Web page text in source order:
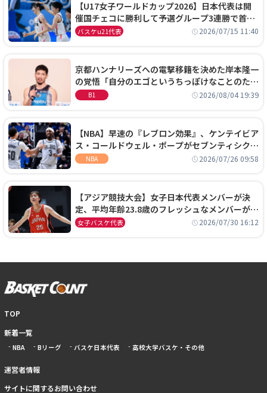
【U17女子ワールドカップ2026】日本代表は開
催国チェコに勝利して予選グループ3連勝で首位
通過！準々決勝の相手はエジプトに決定
バスケu21代表 2026/07/15 11:40
京都ハンナリーズへの電撃移籍を決めた岸本隆一
の覚悟「自分のエゴというちっぽけなことのため
に、京都に来たわけではない」
B1 2026/08/04 19:39
【NBA】早速の『レブロン効果』、ケンテイビア
ス・コールドウェル・ポープがセブンティシクサ
ーズに1年契約で加入
NBA 2026/07/26 09:58
【アジア競技大会】女子日本代表メンバーが決
定、平均年齢23.8歳のフレッシュなメンバーが日
本開催の大舞台で頂点を狙う
女子バスケ代表 2026/07/30 16:12
TOP
新着一覧
NBA Bリーグ バスケ日本代表 高校大学バスケ・その他
運営者情報
サイトに関するお問い合わせ